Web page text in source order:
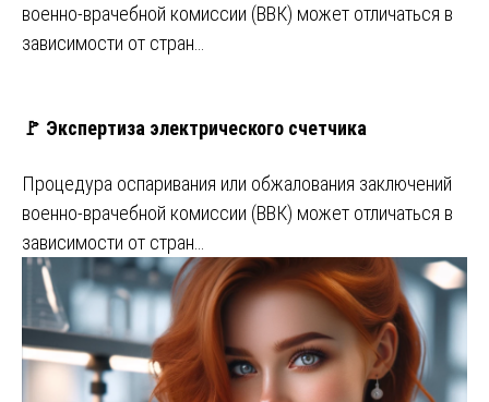
военно-врачебной комиссии (ВВК) может отличаться в
зависимости от стран…
🚩 Экспертиза электрического счетчика
Процедура оспаривания или обжалования заключений
военно-врачебной комиссии (ВВК) может отличаться в
зависимости от стран…